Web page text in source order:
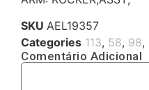
SKU AEL19357
Categories 113, 58, 98,
Comentário Adicional